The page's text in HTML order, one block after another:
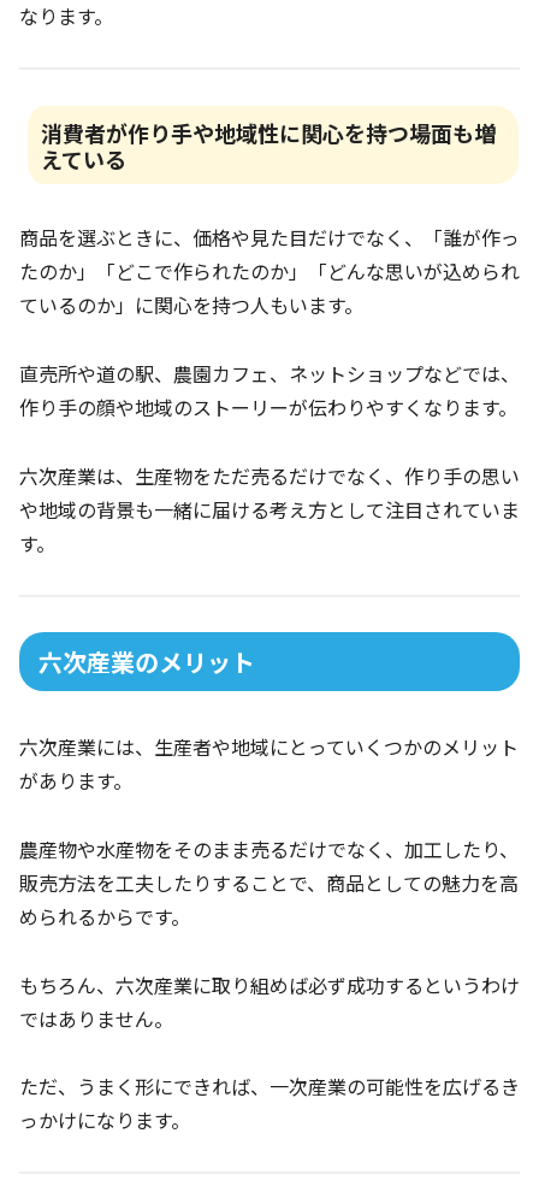
なります。
消費者が作り手や地域性に関心を持つ場面も増
えている
商品を選ぶときに、価格や見た目だけでなく、「誰が作っ
たのか」「どこで作られたのか」「どんな思いが込められ
ているのか」に関心を持つ人もいます。
直売所や道の駅、農園カフェ、ネットショップなどでは、
作り手の顔や地域のストーリーが伝わりやすくなります。
六次産業は、生産物をただ売るだけでなく、作り手の思い
や地域の背景も一緒に届ける考え方として注目されていま
す。
六次産業のメリット
六次産業には、生産者や地域にとっていくつかのメリット
があります。
農産物や水産物をそのまま売るだけでなく、加工したり、
販売方法を工夫したりすることで、商品としての魅力を高
められるからです。
もちろん、六次産業に取り組めば必ず成功するというわけ
ではありません。
ただ、うまく形にできれば、一次産業の可能性を広げるき
っかけになります。